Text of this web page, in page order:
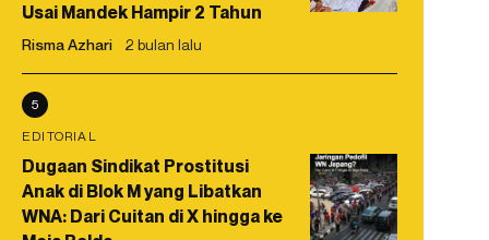
Usai Mandek Hampir 2 Tahun
Risma Azhari 2 bulan lalu
5
EDITORIAL
Dugaan Sindikat Prostitusi
Anak di Blok M yang Libatkan
WNA: Dari Cuitan di X hingga ke